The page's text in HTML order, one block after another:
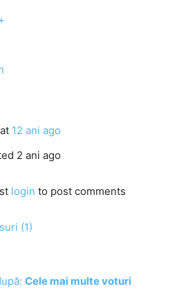
12 ani ago
2 ani ago
login to post comments
(1)
Cele mai multe voturi